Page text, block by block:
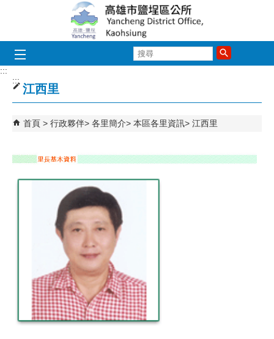
跳到主要內容區塊
尋
:::
:::
江西里
首頁 行政夥伴 各里簡介 本區各里資訊 江西里